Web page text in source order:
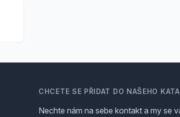
CHCETE SE PŘIDAT DO NAŠEHO
Nechte nám na sebe kontakt a my se